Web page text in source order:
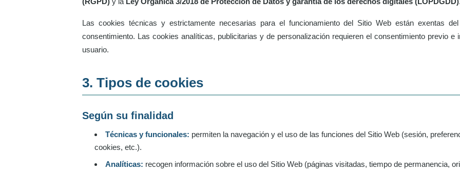
Las cookies técnicas y estrictamente necesarias para el funcionamiento del Sitio Web están exentas
consentimiento. Las cookies analíticas, publicitarias y de personalización requieren el consentimiento previo e
usuario.
3. Tipos de cookies
Según su finalidad
Técnicas y funcionales: permiten la navegación y el uso de las funciones del Sitio Web (sesión,
cookies, etc.).
Analíticas: recogen información sobre el uso del Sitio Web (páginas visitadas, tiempo de permanencia,